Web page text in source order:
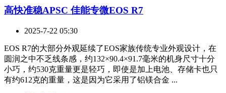
高快准稳APSC 佳能专微EOS R7
2025-7-22 05:30
EOS R7的大部分外观延续了EOS家族传统专业外观设计，在
圆润之中不乏线条感，约132×90.4×91.7毫米的机身尺寸十分
小巧，约530克重量更是轻巧，即使是加上电池、存储卡也只
有约612克的重量，这是因为它采用了铝镁合金 ...